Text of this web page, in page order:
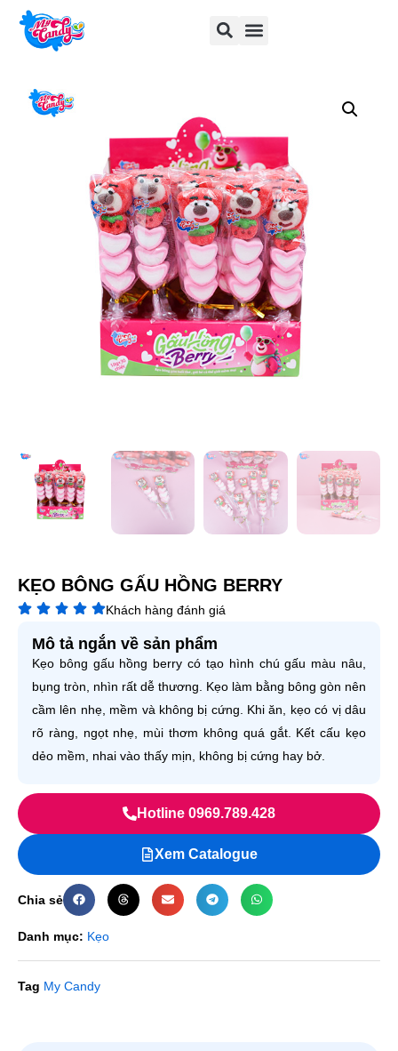
KẸO BÔNG GẤU HỒNG BERRY
Khách hàng đánh giá
Mô tả ngắn về sản phẩm
Kẹo bông gấu hồng berry có tạo hình chú gấu màu nâu,
bụng tròn, nhìn rất dễ thương. Kẹo làm bằng bông gòn nên
cầm lên nhẹ, mềm và không bị cứng. Khi ăn, kẹo có vị dâu
rõ ràng, ngọt nhẹ, mùi thơm không quá gắt. Kết cấu kẹo
dẻo mềm, nhai vào thấy mịn, không bị cứng hay bở.
Hotline 0969.789.428
Xem Catalogue
Chia sẻ
Danh mục: Kẹo
Tag My Candy